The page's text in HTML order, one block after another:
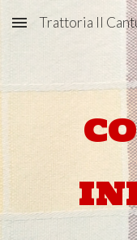
Skip to main content
Trattoria Il